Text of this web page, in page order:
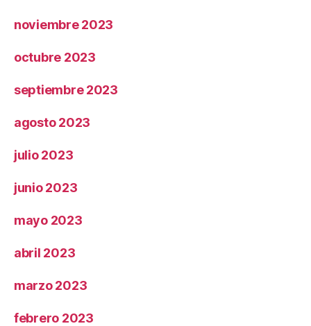
noviembre 2023
octubre 2023
septiembre 2023
agosto 2023
julio 2023
junio 2023
mayo 2023
abril 2023
marzo 2023
febrero 2023